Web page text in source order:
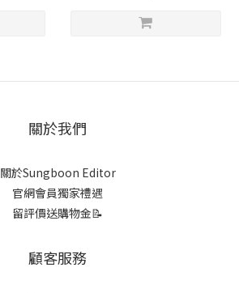
關於我們
關於Sungboon Editor
官網會員獨家禮遇
留評價送購物金📝
顧客服務